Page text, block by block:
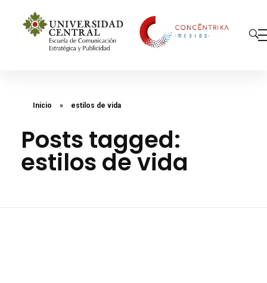
Inicio » estilos de vida
Posts tagged:
estilos de vida